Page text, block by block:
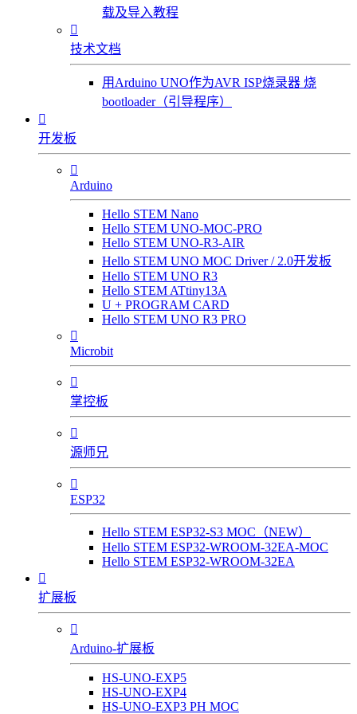
载及导入教程

技术文档
用Arduino UNO作为AVR ISP烧录器 烧
bootloader（引导程序）

开发板

Arduino
Hello STEM Nano
Hello STEM UNO-MOC-PRO
Hello STEM UNO-R3-AIR
Hello STEM UNO MOC Driver / 2.0开发板
Hello STEM UNO R3
Hello STEM ATtiny13A
U + PROGRAM CARD
Hello STEM UNO R3 PRO

Microbit

掌控板

源师兄

ESP32
Hello STEM ESP32-S3 MOC（NEW）
Hello STEM ESP32-WROOM-32EA-MOC
Hello STEM ESP32-WROOM-32EA

扩展板

Arduino-扩展板
HS-UNO-EXP5
HS-UNO-EXP4
HS-UNO-EXP3 PH MOC